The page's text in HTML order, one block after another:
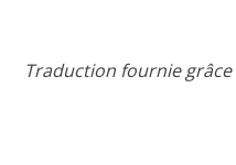
Traduction fournie